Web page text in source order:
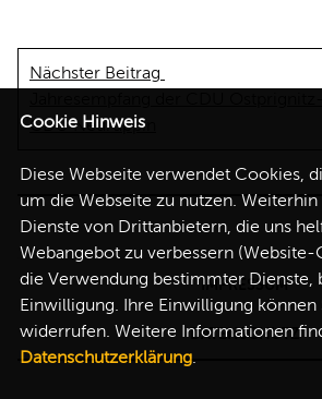
Nächster Beitrag
CDU Neuruppin
IMPRESSUM
DATENSCHUTZ
Cookie Hinweis
Diese Webseite verwendet Cookies,
um die Webseite zu nutzen.
Dienste von Drittanbietern, die uns
Webangebot zu verbessern
die Verwendung bestimmter Dienste,
Einwilligung. Ihre Einwilligung können
widerrufen. Weitere Informationen
Datenschutzerklärung.